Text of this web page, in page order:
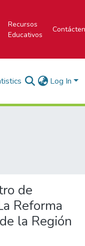
Recursos
Educativos
Log In
de
Reforma
la Región